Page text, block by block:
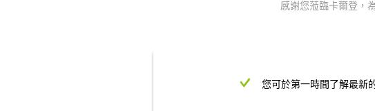
感謝您蒞臨卡爾登，
您可於第一時間了解最新